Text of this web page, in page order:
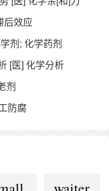
后效应
剂; 化学药剂
[医] 化学分析
剂
防腐